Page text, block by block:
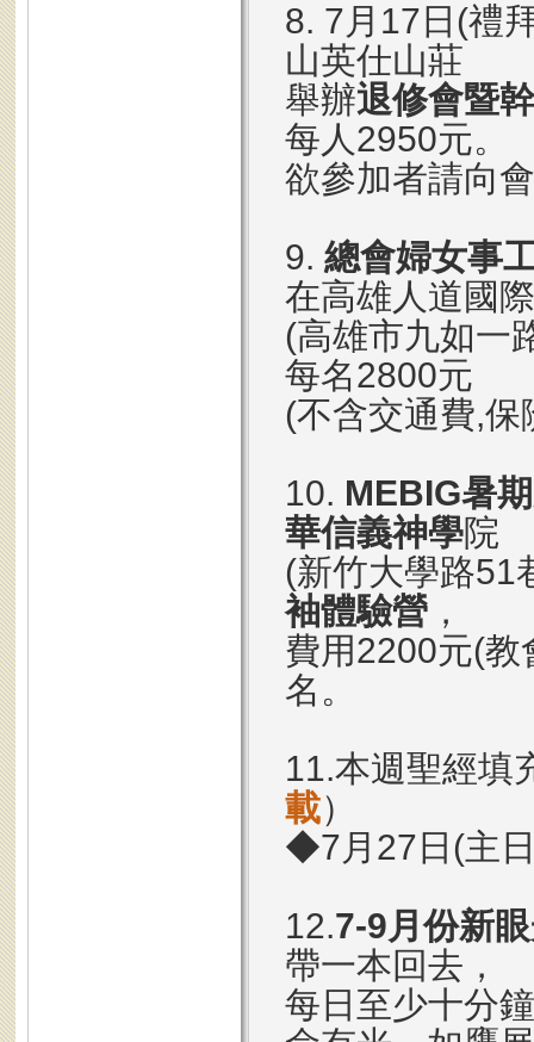
8. 7月17日(禮
山英仕山莊
舉辦退修會暨
每人2950元。
欲參加者請向
9. 總會婦女事
在高雄人道國
(高雄市九如一
每名2800元
(不含交通費,
10. MEBIG暑
華信義神學院
(新竹大學路51
袖體驗營，
費用2200元(教
名。
11.本週聖經填
載）
◆7月27日(主
12.7-9月份新
帶一本回去，
每日至少十分